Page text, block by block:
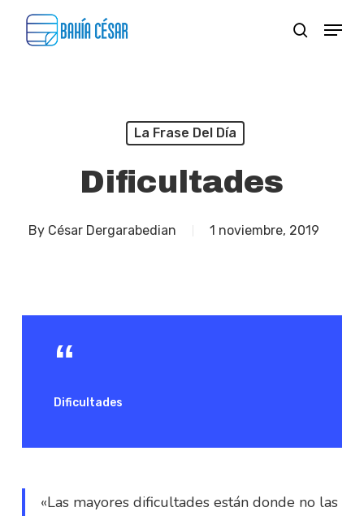
search
Menu
La Frase Del Día
Dificultades
By César Dergarabedian 1 noviembre, 2019
Dificultades
«Las mayores dificultades están donde no las